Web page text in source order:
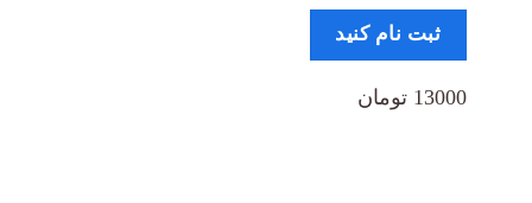
ثبت نام کنید
13000 تومان